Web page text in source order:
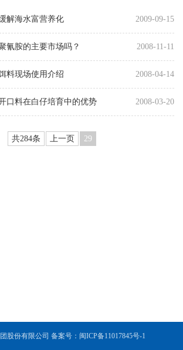
2009-09-15
解海水富营养化
2008-11-11
氰胺的主要市场吗？
2008-04-14
料现场使用介绍
2008-03-20
口料在白仔培育中的优势
共284条 上一页 29
股份有限公司 备案号：闽ICP备11017845号-1